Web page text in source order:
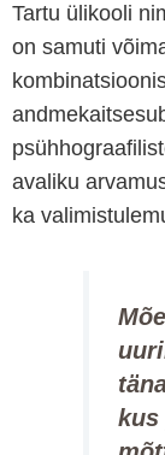
Tartu ülikooli
on samuti
avaliku
ka
kus